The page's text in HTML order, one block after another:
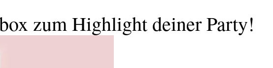
zum Highlight deiner Party!